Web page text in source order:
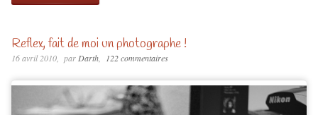
Reflex, fait de moi un photographe !
16 avril 2010 parDarth 122 commentaires